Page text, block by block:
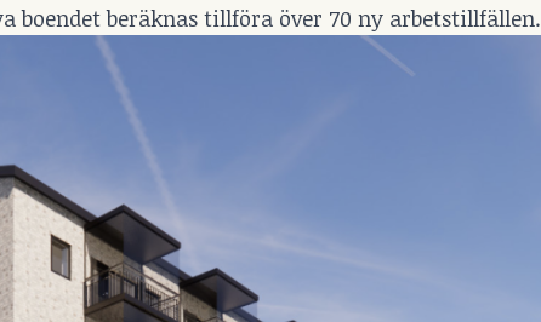
boendet beräknas tillföra över 70 ny arbetstillfällen.